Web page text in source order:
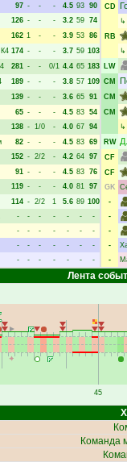
97 - - - 4.5 93 90
126 - - - 3.2 59 74
162 1 - - 3.9 53 86
К4 174 - - - 3.7 59 103
281 - - 0/1 4.4 65 183
189 - - - 3.8 57 109
139 - - - 3.6 65 91
65 - - - 4.5 83 54
138 - 1/0 - 4.0 67 94
82 - - - 4.5 83 69
152 - 2/2 - 4.2 64 97
91 - - - 4.5 83 76
119 - - - 4.0 81 97
114 - 2/2 1 5.6 89 100
- - - - - -
-
- - - - - -
-
- - - - - -
-
- - - - - - -
CD
↳
RB
↳
LW
CM
CM
CM
↳
RW
CF
CF
GK
-
-
-
-
-
Лента
45
Команда